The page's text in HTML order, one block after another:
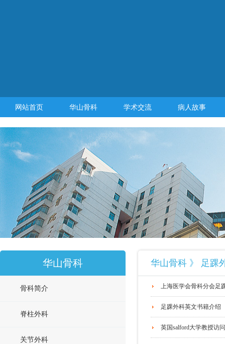
网站首页 华山骨科 学术交流 病人故事
华山骨科
骨科简介
脊柱外科
关节外科
华山骨科 》 足踝
上海医学会骨科分会足
足踝外科英文书籍介绍
英国salford大学教授访